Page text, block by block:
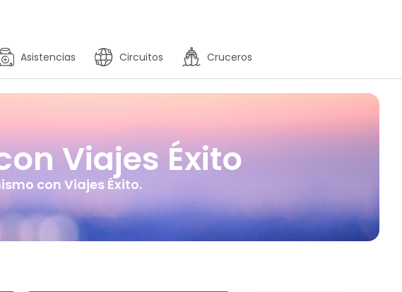
Asistencias Circuitos Cruceros
Viajes Éxito
con Viajes Éxito.